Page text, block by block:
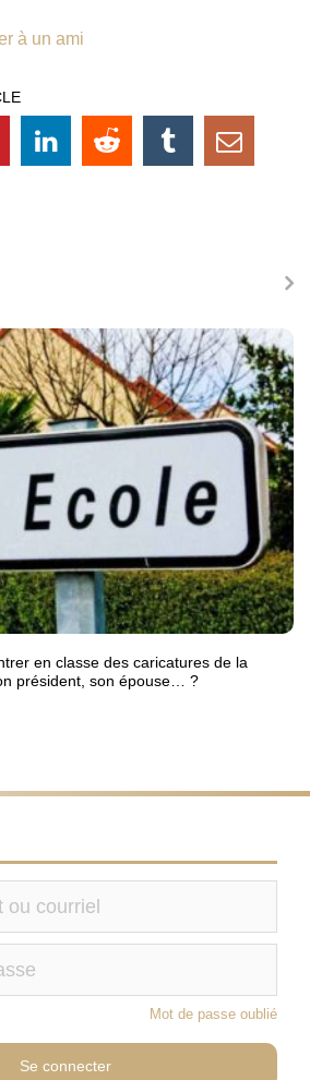
à un ami
en classe des caricatures de la
président, son épouse… ?
Mot de passe oublié